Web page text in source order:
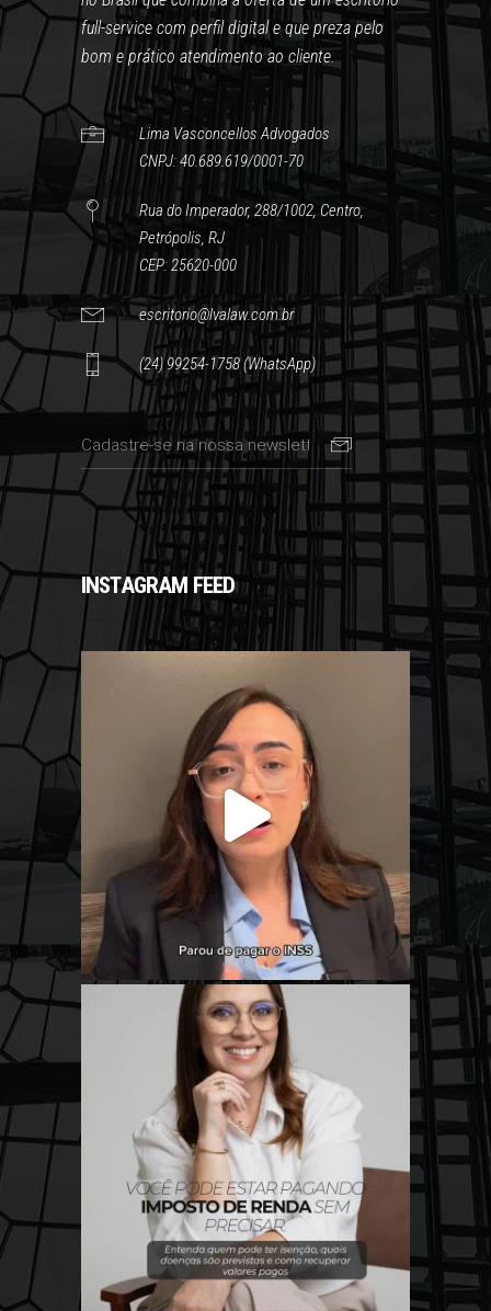
full-service com perfil digital e que preza pelo
bom e prático atendimento ao cliente.
Lima Vasconcellos Advogados
CNPJ: 40.689.619/0001-70
Rua do Imperador, 288/1002, Centro,
Petrópolis, RJ
CEP: 25620-000
escritorio@lvalaw.com.br
(24) 99254-1758 (WhatsApp)
INSTAGRAM FEED